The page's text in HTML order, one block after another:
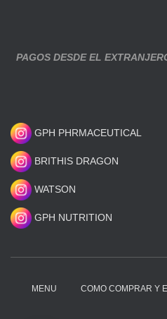
PAGOS DESDE EL
GPH PHRMACEUTICAL
BRITHIS DRAGON
WATSON
GPH NUTRITION
MENU COMO COMPRAR Y